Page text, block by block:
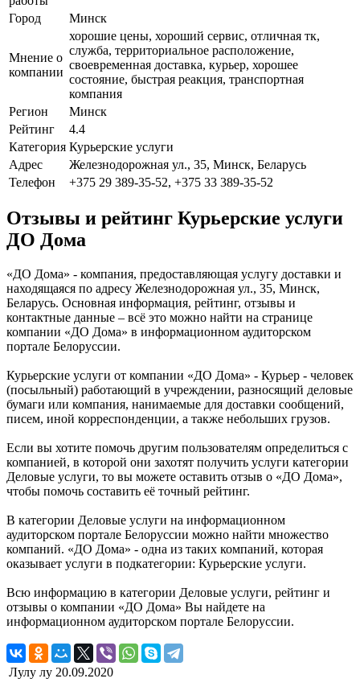
Город
Минск
Мнение о
компании
хорошие цены, хороший сервис, отличная тк,
служба, территориальное расположение,
своевременная доставка, курьер, хорошее
состояние, быстрая реакция, транспортная
компания
Регион
Минск
Рейтинг
4.4
Категория Курьерские услуги
Адрес
Железнодорожная ул., 35, Минск, Беларусь
Телефон
+375 29 389-35-52, +375 33 389-35-52
Отзывы и рейтинг Курьерские услуги
ДО Дома
«ДО Дома» - компания, предоставляющая услугу доставки и
находящаяся по адресу Железнодорожная ул., 35, Минск,
Беларусь. Основная информация, рейтинг, отзывы и
контактные данные – всё это можно найти на странице
компании «ДО Дома» в информационном аудиторском
портале Белоруссии.
Курьерские услуги от компании «ДО Дома» - Курьер - человек
(посыльный) работающий в учреждении, разносящий деловые
бумаги или компания, нанимаемые для доставки сообщений,
писем, иной корреспонденции, а также небольших грузов.
Если вы хотите помочь другим пользователям определиться с
компанией, в которой они захотят получить услуги категории
Деловые услуги, то вы можете оставить отзыв о «ДО Дома»,
чтобы помочь составить её точный рейтинг.
В категории Деловые услуги на информационном
аудиторском портале Белоруссии можно найти множество
компаний. «ДО Дома» - одна из таких компаний, которая
оказывает услуги в подкатегории: Курьерские услуги.
Всю информацию в категории Деловые услуги, рейтинг и
отзывы о компании «ДО Дома» Вы найдете на
информационном аудиторском портале Белоруссии.
Лулу лу 20.09.2020